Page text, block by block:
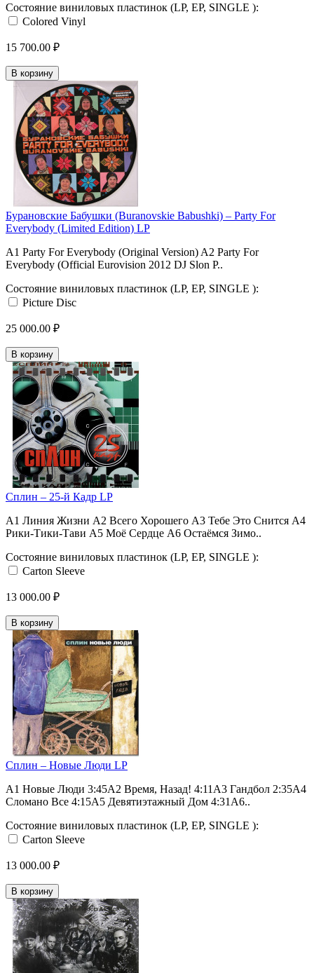
Состояние виниловых пластинок (LP, EP, SINGLE ):
Colored Vinyl
15 700.00 ₽
В корзину
Бурановские Бабушки (Buranovskie Babushki) ‎– Party For
Everybody (Limited Edition) LP
A1 Party For Everybody (Original Version) A2 Party For
Everybody (Official Eurovision 2012 DJ Slon P..
Состояние виниловых пластинок (LP, EP, SINGLE ):
Picture Disc
25 000.00 ₽
В корзину
Сплин ‎– 25-й Кадр LP
A1 Линия Жизни A2 Всего Хорошего A3 Тебе Это Снится A4
Рики-Тики-Тави A5 Моё Сердце A6 Остаёмся Зимо..
Состояние виниловых пластинок (LP, EP, SINGLE ):
Carton Sleeve
13 000.00 ₽
В корзину
Сплин ‎– Новые Люди LP
A1 Новые Люди 3:45A2 Время, Назад! 4:11A3 Гандбол 2:35A4
Сломано Все 4:15A5 Девятиэтажный Дом 4:31A6..
Состояние виниловых пластинок (LP, EP, SINGLE ):
Carton Sleeve
13 000.00 ₽
В корзину